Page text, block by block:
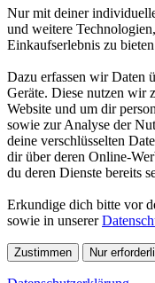
Nur mit deiner
und weitere
Einkaufserlebnis zu
Dazu erfassen wir Daten
Geräte. Diese nutzen wir
Website und um dir
sowie zur Analyse der
deine verschlüsselten
dir über deren Online-
du deren Dienste bereits
Erkundige dich bitte vor
sowie in unserer
Zustimmen Nur